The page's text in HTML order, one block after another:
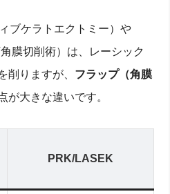
ブケラトエクトミー）や
膜切削術）は、レーシック
削りますが、 フラップ（角膜
が大きな違いです。
PRK/LASEK